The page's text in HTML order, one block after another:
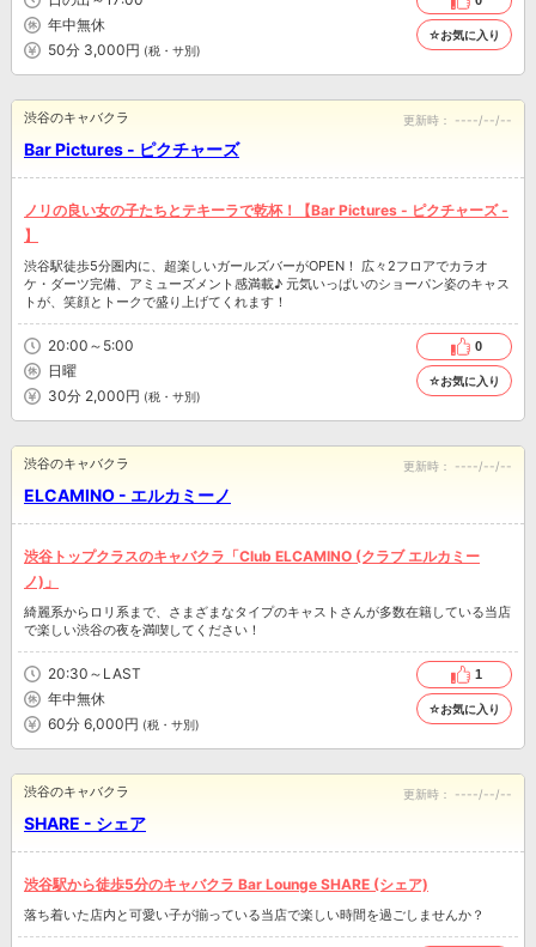
年中無休
50分 3,000円 (税・サ別)
☆お気に入り
Bar Pictures - ピクチャーズ
渋谷のキャバクラ 更新時： ----/--/--
ノリの良い女の子たちとテキーラで乾杯！【Bar Pictures - ピクチャーズ -
】
渋谷駅徒歩5分圏内に、超楽しいガールズバーがOPEN！ 広々2フロアでカラオ
ケ・ダーツ完備、アミューズメント感満載♪ 元気いっぱいのショーパン姿のキャス
トが、笑顔とトークで盛り上げてくれます！
20:00～5:00
日曜
30分 2,000円 (税・サ別)
0
☆お気に入り
ELCAMINO - エルカミーノ
渋谷のキャバクラ 更新時： ----/--/--
渋谷トップクラスのキャバクラ「Club ELCAMINO (クラブ エルカミー
ノ)」
綺麗系からロリ系まで、さまざまなタイプのキャストさんが多数在籍している当店
で楽しい渋谷の夜を満喫してください！
20:30～LAST
年中無休
60分 6,000円 (税・サ別)
1
☆お気に入り
SHARE - シェア
渋谷のキャバクラ 更新時： ----/--/--
渋谷駅から徒歩5分のキャバクラ Bar Lounge SHARE (シェア)
落ち着いた店内と可愛い子が揃っている当店で楽しい時間を過ごしませんか？